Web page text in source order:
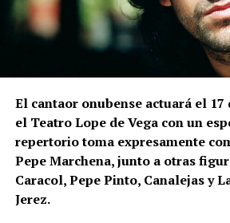
comprender la relación entre
Bellido señala que los
expresamente el desnivel del
parte superior levantaron la
posición inferior, una
estructura
inicialmente servía como refuerzo
que posteriormente adquirió
barbacana.Entre ambas
colocando rellenos de tierra
tongadas de cal hasta conformar
documentada a una cota de 133,48
El cantaor onubense actuará el 17
el Teatro Lope de Vega con un
repertorio toma expresamente
Pepe Marchena, junto a otras
Caracol, Pepe Pinto, Canalejas y
Jerez.